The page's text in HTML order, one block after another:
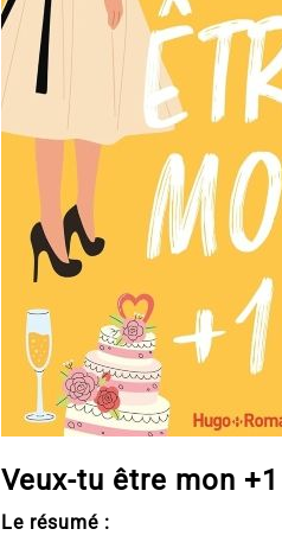
Veux-tu être mon
Le résumé :